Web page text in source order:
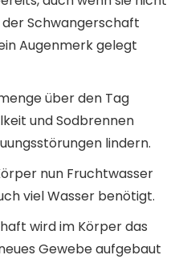
Schwangerschaft
Augenmerk gelegt
über den Tag
und Sodbrennen
lindern.
nun Fruchtwasser
viel Wasser benötigt.
wird im Körper das
Gewebe aufgebaut